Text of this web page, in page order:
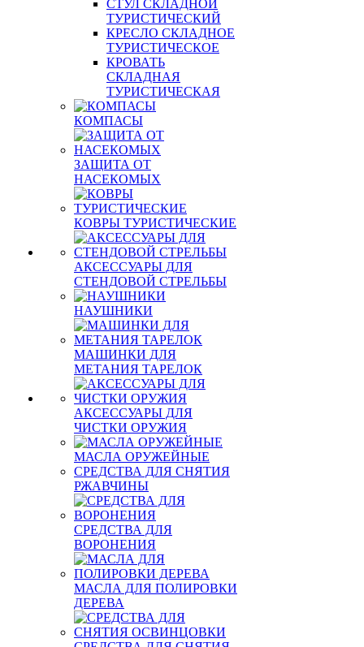
СТУЛ СКЛАДНОЙ
ТУРИСТИЧЕСКИЙ
КРЕСЛО СКЛАДНОЕ
ТУРИСТИЧЕСКОЕ
КРОВАТЬ
СКЛАДНАЯ
ТУРИСТИЧЕСКАЯ
КОМПАСЫ
ЗАЩИТА ОТ
НАСЕКОМЫХ
КОВРЫ ТУРИСТИЧЕСКИЕ
АКСЕССУАРЫ ДЛЯ
СТЕНДОВОЙ СТРЕЛЬБЫ
НАУШНИКИ
МАШИНКИ ДЛЯ
МЕТАНИЯ ТАРЕЛОК
АКСЕССУАРЫ ДЛЯ
ЧИСТКИ ОРУЖИЯ
МАСЛА ОРУЖЕЙНЫЕ
СРЕДСТВА ДЛЯ СНЯТИЯ
РЖАВЧИНЫ
СРЕДСТВА ДЛЯ
ВОРОНЕНИЯ
МАСЛА ДЛЯ ПОЛИРОВКИ
ДЕРЕВА